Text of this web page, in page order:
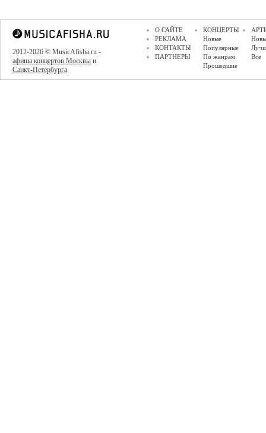
2012-2026 © MusicAfisha.ru -
афиша концертов Москвы и
Санкт-Петербурга
О САЙТЕ
РЕКЛАМА
КОНТАКТЫ
ПАРТНЕРЫ
КОНЦЕРТЫ
Новые
Популярные
По жанрам
Прошедшие
Все